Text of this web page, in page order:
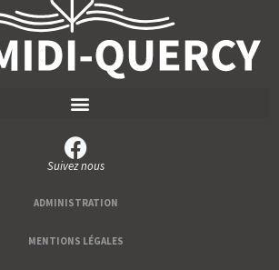
Suivez nous
ADMINISTRATION
MENTIONS LÉGALES